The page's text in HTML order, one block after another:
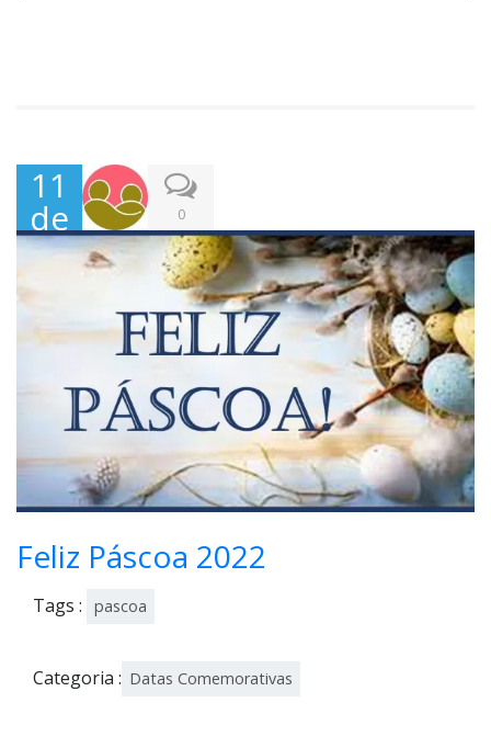
11
de
Abr
202
2
0
Feliz Páscoa 2022
Tags : pascoa
Categoria : Datas Comemorativas